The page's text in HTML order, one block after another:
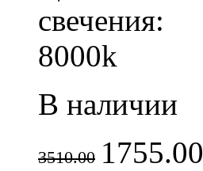
свечения:
8000k
В наличии
3510.00 1755.00